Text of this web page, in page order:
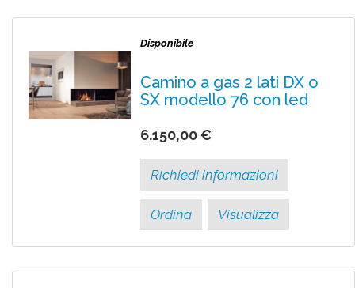
Disponibile
Camino a gas 2 lati DX o
SX modello 76 con led
6.150,00 €
Richiedi informazioni
Ordina Visualizza